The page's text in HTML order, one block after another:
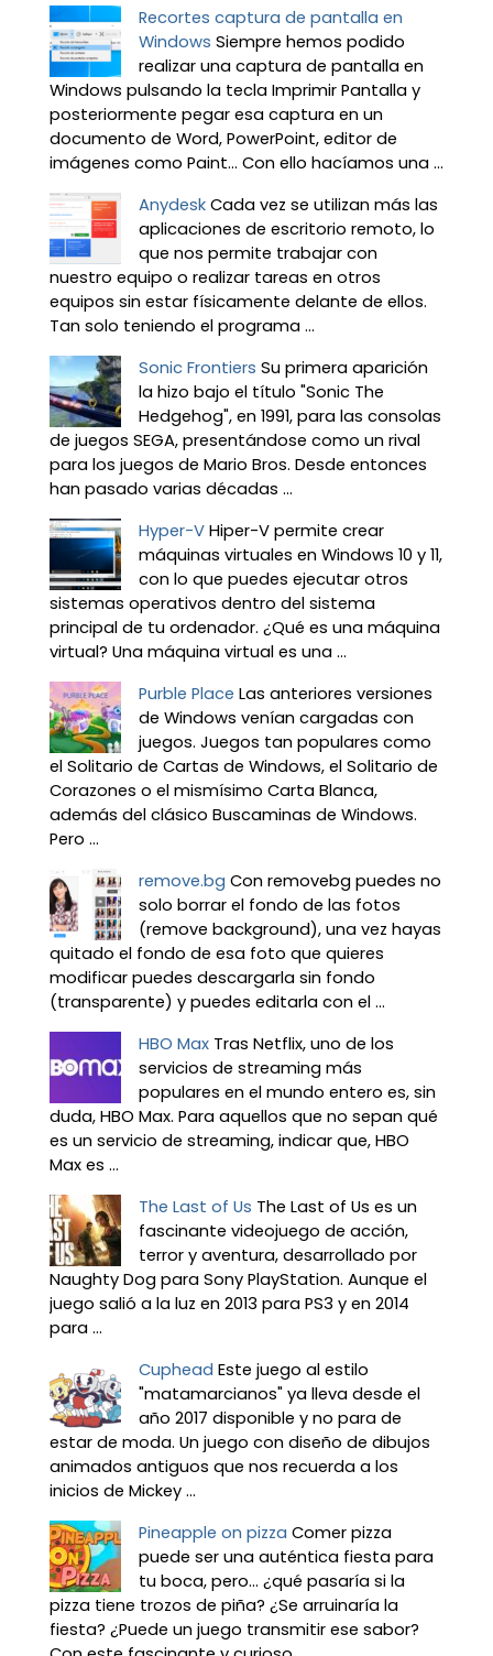
Recortes captura de pantalla en
Windows Siempre hemos podido
realizar una captura de pantalla en
Windows pulsando la tecla Imprimir Pantalla y
posteriormente pegar esa captura en un
documento de Word, PowerPoint, editor de
imágenes como Paint… Con ello hacíamos una ...
Anydesk Cada vez se utilizan más las
aplicaciones de escritorio remoto, lo
que nos permite trabajar con
nuestro equipo o realizar tareas en otros
equipos sin estar físicamente delante de ellos.
Tan solo teniendo el programa ...
Sonic Frontiers Su primera aparición
la hizo bajo el título "Sonic The
Hedgehog", en 1991, para las consolas
de juegos SEGA, presentándose como un rival
para los juegos de Mario Bros. Desde entonces
han pasado varias décadas ...
Hyper-V Hiper-V permite crear
máquinas virtuales en Windows 10 y 11,
con lo que puedes ejecutar otros
sistemas operativos dentro del sistema
principal de tu ordenador. ¿Qué es una máquina
virtual? Una máquina virtual es una ...
Purble Place Las anteriores versiones
de Windows venían cargadas con
juegos. Juegos tan populares como
el Solitario de Cartas de Windows, el Solitario de
Corazones o el mismísimo Carta Blanca,
además del clásico Buscaminas de Windows.
Pero ...
remove.bg Con removebg puedes no
solo borrar el fondo de las fotos
(remove background), una vez hayas
quitado el fondo de esa foto que quieres
modificar puedes descargarla sin fondo
(transparente) y puedes editarla con el ...
HBO Max Tras Netflix, uno de los
servicios de streaming más
populares en el mundo entero es, sin
duda, HBO Max. Para aquellos que no sepan qué
es un servicio de streaming, indicar que, HBO
Max es ...
The Last of Us The Last of Us es un
fascinante videojuego de acción,
terror y aventura, desarrollado por
Naughty Dog para Sony PlayStation. Aunque el
juego salió a la luz en 2013 para PS3 y en 2014
para ...
Cuphead Este juego al estilo
"matamarcianos" ya lleva desde el
año 2017 disponible y no para de
estar de moda. Un juego con diseño de dibujos
animados antiguos que nos recuerda a los
inicios de Mickey ...
Pineapple on pizza Comer pizza
puede ser una auténtica fiesta para
tu boca, pero... ¿qué pasaría si la
pizza tiene trozos de piña? ¿Se arruinaría la
fiesta? ¿Puede un juego transmitir ese sabor?